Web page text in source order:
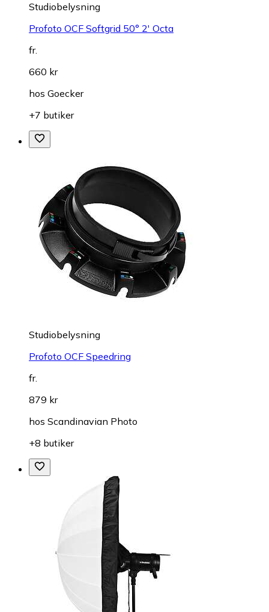
Studiobelysning
Profoto OCF Softgrid 50° 2' Octa
fr.
660 kr
hos Goecker
+7 butiker
Studiobelysning
Profoto OCF Speedring
fr.
879 kr
hos Scandinavian Photo
+8 butiker